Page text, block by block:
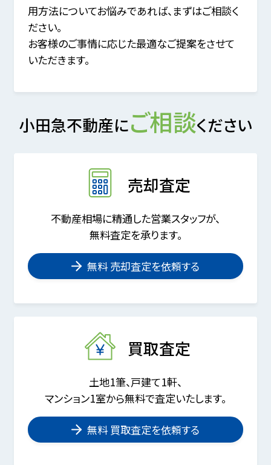
用方法についてお悩みであれば、まずはご相談く
ださい。
お客様のご事情に応じた最適なご提案をさせて
いただきます。
小田急不動産にご相談ください
売却査定
不動産相場に精通した営業スタッフが、
無料査定を承ります。
無料 売却査定を依頼する
買取査定
土地1筆、戸建て1軒、
マンション1室から無料で査定いたします。
無料 買取査定を依頼する